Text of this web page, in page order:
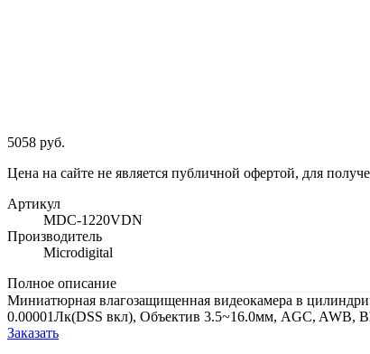
5058 руб.
Цена на сайте не является публичной офертой, для
Артикул
MDC-1220VDN
Производитель
Microdigital
Полное описание
Миниатюрная влагозащищенная видеокамера в
0.00001Лк(DSS вкл), Объектив 3.5~16.0мм, AGC, AWB,
Заказать